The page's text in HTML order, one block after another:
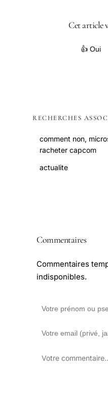
Cet article
👍 Oui
RECHERCHES
comment non,
racheter capcom
actualite
Commentaires
Commentaires
indisponibles.